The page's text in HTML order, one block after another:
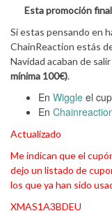
Esta promoción
Si estas pensando en
ChainReaction estás
Navidad acaban de salir
mínima 100€).
En Wiggle el
En
Actualizado
Me indican que el
dejo un listado de
los que ya han sido
XMAS1A3BDEU